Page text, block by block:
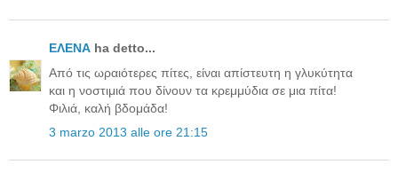
ΕΛΕΝΑ ha detto...
Από τις ωραιότερες πίτες, είναι απίστευτη η γλυκύτητα
και η νοστιμιά που δίνουν τα κρεμμύδια σε μια πίτα!
Φιλιά, καλή βδομάδα!
3 marzo 2013 alle ore 21:15